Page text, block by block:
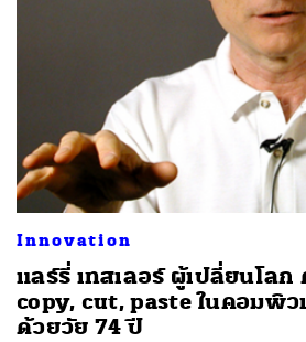
Innovation
แลร์รี่ เทสเลอร์ ผู้เปลี่ยนโล
copy, cut, paste ในคอมพิว
ด้วยวัย 74 ปี